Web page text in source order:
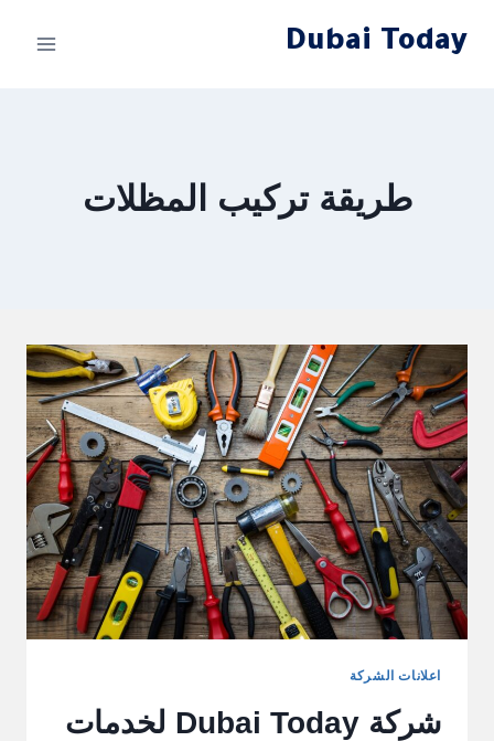
Dubai Today
طريقة تركيب المظلات
اعلانات الشركة
شركة Dubai Today لخدمات